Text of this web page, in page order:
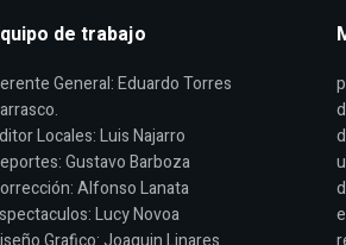
de trabajo
General: Eduardo Torres
Locales: Luis Najarro
Gustavo Barboza
Alfonso Lanata
Lucy Novoa